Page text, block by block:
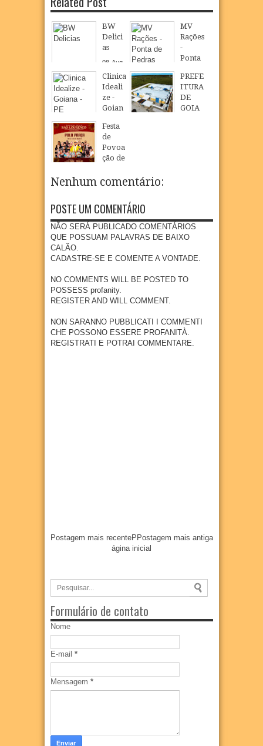
BW
Delici
as
08 Aug
2026
MV
Rações
-
Ponta
Pedra
s
08 Aug 2026
Clinica
Ideali
ze -
Goian
08 Aug 2026
PREFE
ITURA
DE
GOIA
LOUR
ENÇO
Festa
de
Povoa
ção de
Loure
a fé,
tradiç
ão e
cultur
comu
e
quilo
mbola
Goian
a
Nenhum comentário:
POSTE UM COMENTÁRIO
NÃO SERÁ PUBLICADO COMENTÁRIOS
QUE POSSUAM PALAVRAS DE BAIXO
CALÃO.
CADASTRE-SE E COMENTE A VONTADE.
NO COMMENTS WILL BE POSTED TO
POSSESS profanity.
REGISTER AND WILL COMMENT.
NON SARANNO PUBBLICATI I COMMENTI
CHE POSSONO ESSERE PROFANITÀ.
REGISTRATI E POTRAI COMMENTARE.
Postagem mais recente Postagem mais antiga
P
ágina inicial
Formulário de contato
Nome
E-mail *
Mensagem *